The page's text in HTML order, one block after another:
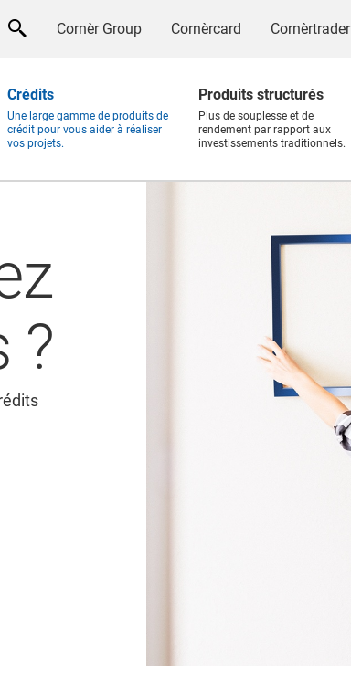
Cornèr Group Cornèrcard Cornèrtrader
Crédits
Une large gamme de produits de
crédit pour vous aider à réaliser
vos projets.
Produits structurés
Plus de souplesse et de
rendement par rapport aux
investissements traditionnels.
?